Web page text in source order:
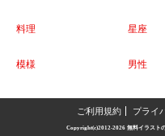
料理 星座
模様 男性
ご利用規約 プライ
Copyright(c)2012-2026 無料イラスト